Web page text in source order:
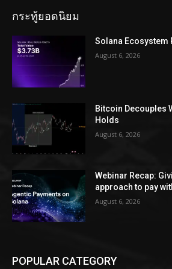
กระทู้ยอดนิยม
Solana Ecosystem
August 6, 2026
Bitcoin Decouples
Holds
August 6, 2026
Webinar Recap:
approach to pay
August 6, 2026
POPULAR CATEGORY